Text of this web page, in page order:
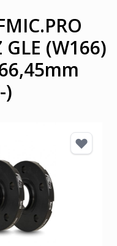
GLE (W166)
)